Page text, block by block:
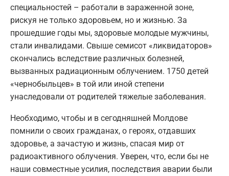
специальностей – работали в зараженной зоне,
рискуя не только здоровьем, но и жизнью. За
прошедшие годы мы, здоровые молодые мужчины,
стали инвалидами. Свыше семисот «ликвидаторов»
скончались вследствие различных болезней,
вызванных радиационным облучением. 1750 детей
«чернобыльцев» в той или иной степени
унаследовали от родителей тяжелые заболевания.
Необходимо, чтобы и в сегодняшней Молдове
помнили о своих гражданах, о героях, отдавших
здоровье, а зачастую и жизнь, спасая мир от
радиоактивного облучения. Уверен, что, если бы не
наши совместные усилия, последствия аварии были